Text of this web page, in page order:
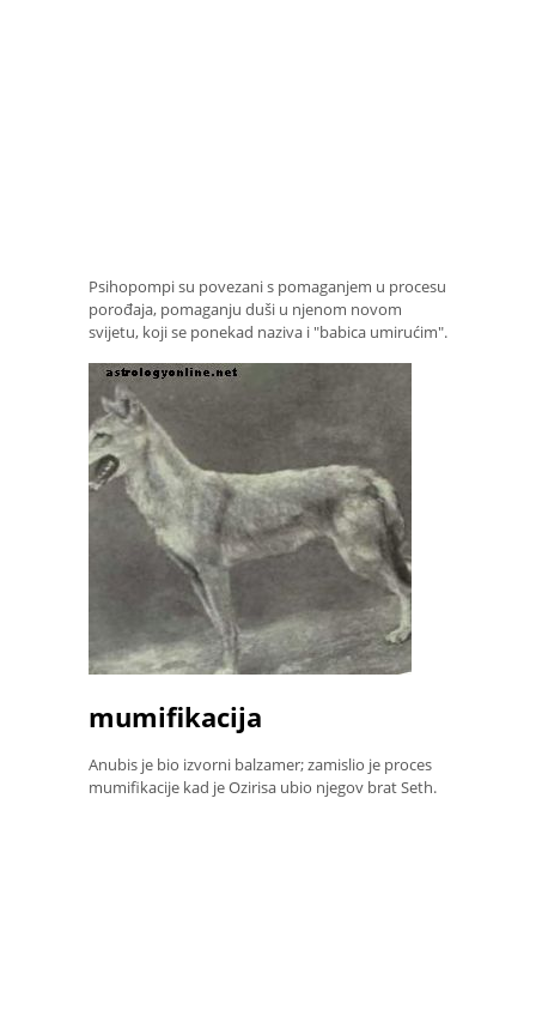
Psihopompi su povezani s pomaganjem u procesu
porođaja, pomaganju duši u njenom novom
svijetu, koji se ponekad naziva i "babica umirućim".
mumifikacija
Anubis je bio izvorni balzamer; zamislio je proces
mumifikacije kad je Ozirisa ubio njegov brat Seth.